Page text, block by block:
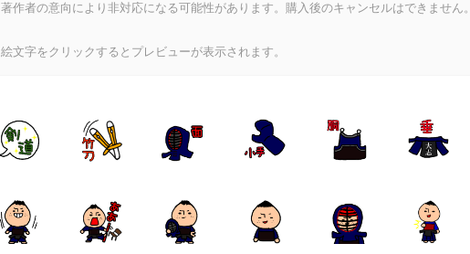
著作者の意向により非対応になる可能性があります。購入後のキャンセルはできません。
絵文字をクリックするとプレビューが表示されます。